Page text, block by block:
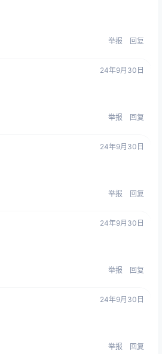
举报 回复
24年9月30日
举报 回复
24年9月30日
举报 回复
24年9月30日
举报 回复
24年9月30日
举报 回复